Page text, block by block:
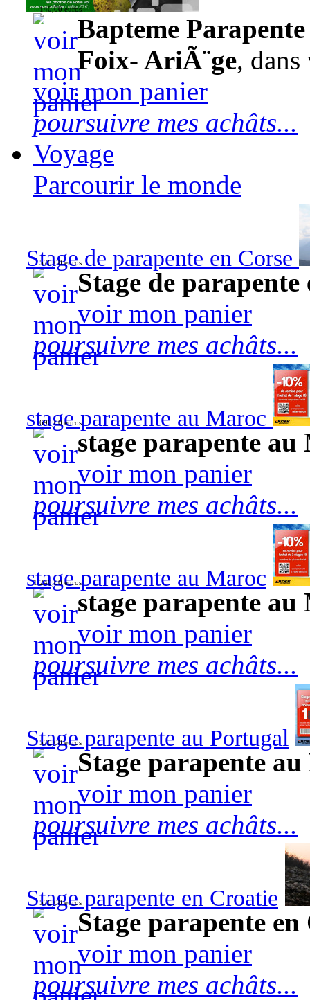
140,00 euros
Bapteme
Foix- AriÃ¨ge,
voir mon panier
poursuivre mes achâts...
Voyage
Parcourir le monde
Stage de parapente en Corse
570,00 euros
Stage de
voir mon panier
poursuivre mes achâts...
stage parapente au Maroc
690,00 euros
stage parapente
voir mon panier
poursuivre mes achâts...
stage parapente au Maroc
1 240,00 euros
stage parapente au
voir mon panier
poursuivre mes achâts...
Stage parapente au Portugal
570,00 euros
Stage parapente
voir mon panier
poursuivre mes achâts...
Stage parapente en Croatie
570,00 euros
Stage parapente
voir mon panier
poursuivre mes achâts...